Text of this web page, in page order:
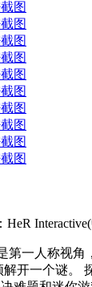
HeR
第一人称视角
开一个谜。